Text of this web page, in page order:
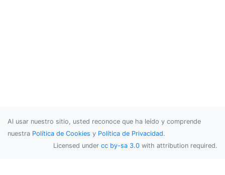
Al usar nuestro sitio, usted reconoce que ha leído y comprende
nuestra Política de Cookies y Política de Privacidad.
Licensed under cc by-sa 3.0 with attribution required.